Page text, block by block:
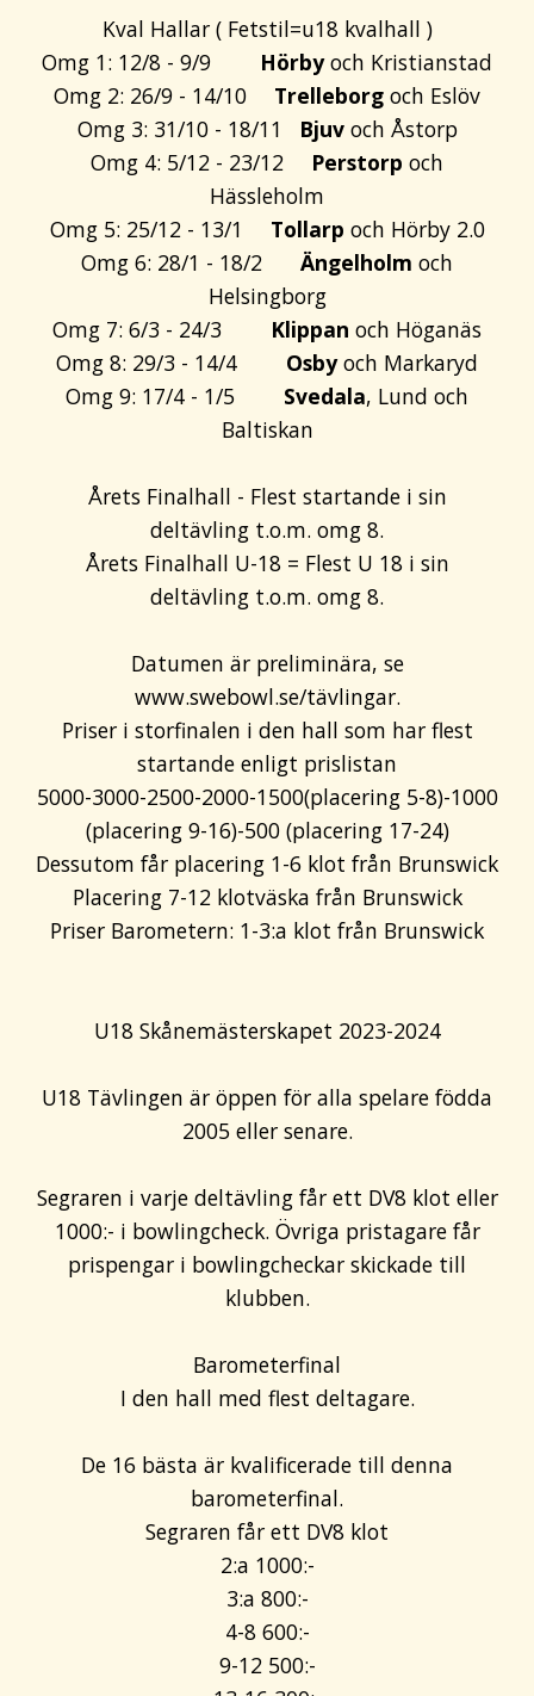
Kval Hallar ( Fetstil=u18 kvalhall )
Omg 1: 12/8 - 9/9 Hörbyoch Kristianstad
Omg 2: 26/9 - 14/10 Trelleborg och Eslöv
Omg 3: 31/10 - 18/11
Bjuvoch Åstorp
Omg 4: 5/12 - 23/12 Perstorp och
Hässleholm
Omg 5: 25/12 - 13/1 Tollarp och Hörby 2.0
Omg 6: 28/1 - 18/2 Ängelholm och
Helsingborg
Omg 7: 6/3 - 24/3 Klippan och Höganäs
Omg 8: 29/3 - 14/4 Osbyoch Markaryd
Omg 9: 17/4 - 1/5 Svedala, Lund och
Baltiskan
Årets Finalhall - Flest startande i sin
deltävling t.o.m. omg 8.
Årets Finalhall U-18 = Flest U 18 i sin
deltävling t.o.m. omg 8.
Datumen är preliminära, se
www.swebowl.se/tävlingar.
Priser i storfinalen i den hall som har flest
startande enligt prislistan
5000-3000-2500-2000-1500(placering 5-8)-1000
(placering 9-16)-500 (placering 17-24)
Dessutom får placering 1-6 klot från Brunswick
Placering 7-12 klotväska från Brunswick
Priser Barometern: 1-3:a klot från Brunswick
U18 Skånemästerskapet 2023-2024
U18 Tävlingen är öppen för alla spelare födda
2005 eller senare.
Segraren i varje deltävling får ett DV8 klot eller
1000:- i bowlingcheck. Övriga pristagare får
prispengar i bowlingcheckar skickade till
klubben.
Barometerfinal
I den hall med flest deltagare.
De 16 bästa är kvalificerade till denna
barometerfinal.
Segraren får ett DV8 klot
2:a 1000:-
3:a 800:-
4-8 600:-
9-12 500:-